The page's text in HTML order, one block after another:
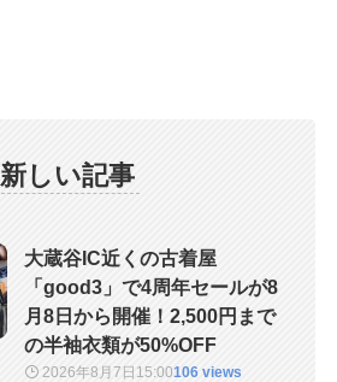
新しい記事
大蔵谷IC近くの古着屋
「good3」で4周年セールが8
月8日から開催！2,500円まで
の半袖衣類が50%OFF
2026年8月7日 15:00106 views